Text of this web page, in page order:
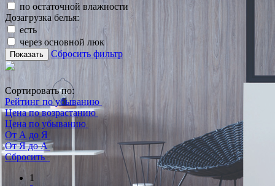
по остаточной влажности
Дозагрузка белья:
есть
через основной люк
Показать Сбросить фильтр
Сортировать по:
Рейтинг по убыванию
Цена по возрастанию
Цена по убыванию
От А до Я
От Я до А
Сбросить
1